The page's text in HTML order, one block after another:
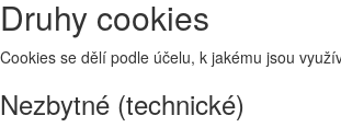
Druhy cookies
Cookies se dělí podle účelu, k jakému jsou
Nezbytné (technické)